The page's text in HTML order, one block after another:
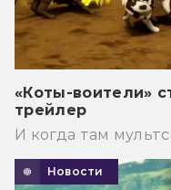
«Коты-воители»
трейлер
И когда там
Новости